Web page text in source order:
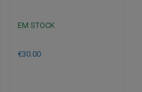
EM STOCK
€30.00